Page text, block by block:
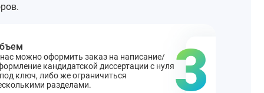
можно оформить заказ на написание/
кандидатской диссертации с нуля
ключ, либо же ограничиться
разделами.
3